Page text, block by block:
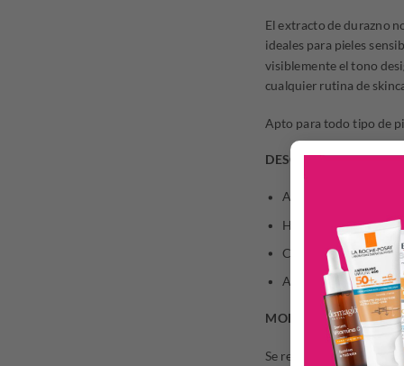
El extracto de durazno
ideales para pieles
visiblemente el tono
cualquier rutina de
Apto para todo tipo de
DESCRIPCIÓN
Aclara y unifica el
Hidrata
Controla el sebo y
Aporta luminosidad y
MODO DE USO
Se recomienda aplicar